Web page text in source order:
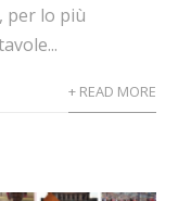
per lo più
+ READ MORE